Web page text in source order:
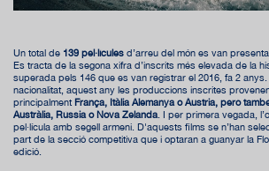
Un total de 139 pel·lícules d’arreu del món es van
Es tracta de la segona xifra d’inscrits més elevada de la
superada pels 146 que es van registrar el 2016, fa 2 anys.
nacionalitat, aquest any les produccions inscrites
principalmentFrança, Itàlia Alemanya o Àustria, però
Austràlia, Rússia o Nova Zelanda . I per primera vegada,
pel·lícula amb segell armeni. D'aquests films se n’han
part de la secció competitiva que i optaran a guanyar la
edició.